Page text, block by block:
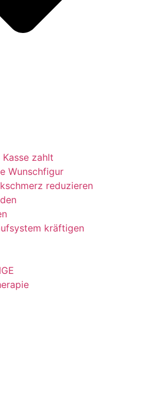
zahlt
Wunschfigur
reduzieren
kräftigen